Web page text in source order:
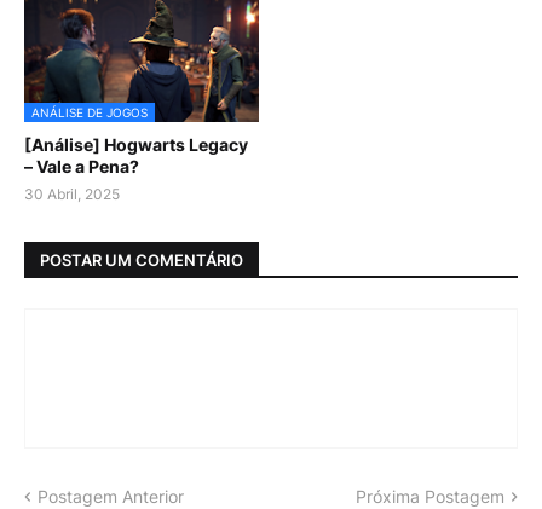
ANÁLISE DE JOGOS
[Análise] Hogwarts Legacy
– Vale a Pena?
30 Abril, 2025
POSTAR UM COMENTÁRIO
Postagem Anterior Próxima Postagem